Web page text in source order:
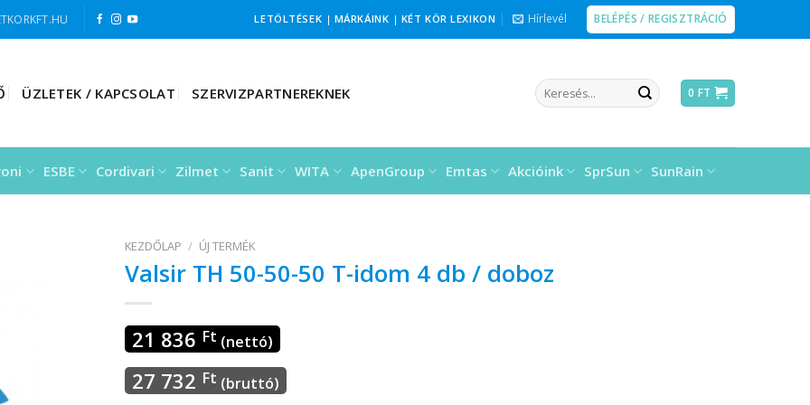
LETÖLTÉSEK | MÁRKÁINK | KÉT KÖR LEXIKON Hírlevél BELÉPÉS / REGISZTRÁCIÓ
ÜZLETEK / KAPCSOLAT SZERVIZPARTNEREKNEK
Keresés
a
0 FT
ESBE Cordivari Zilmet Sanit WITA ApenGroup Emtas Akcióink SprSun SunRain
KEZDŐLAP / ÚJ TERMÉK
Valsir TH 50-50-50 T-idom 4 db / doboz
21 836 Ft (nettó)
27 732 Ft (bruttó)